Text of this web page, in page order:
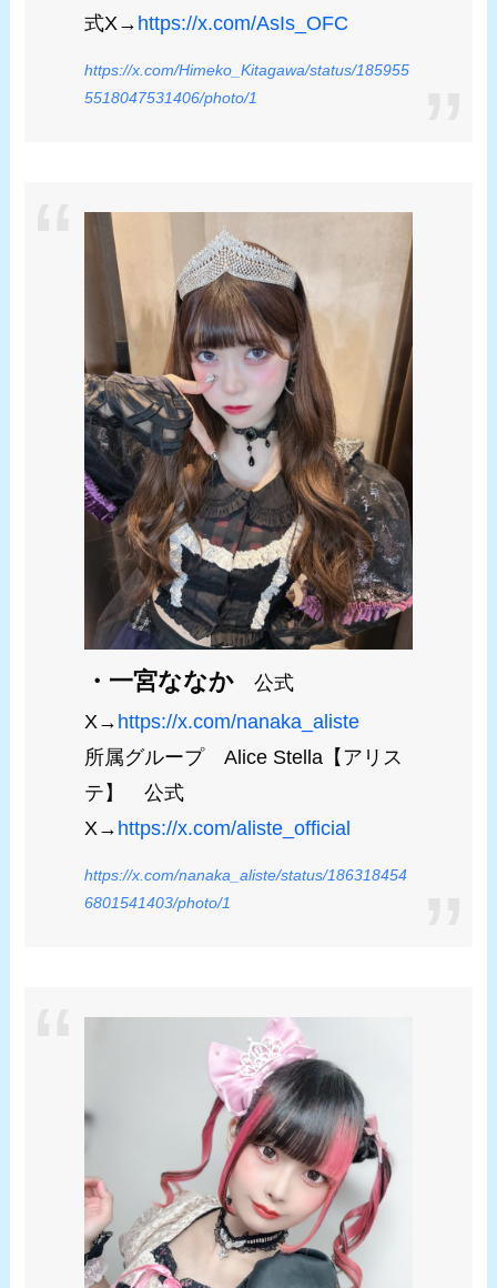
式X→ https://x.com/AsIs_OFC
https://x.com/Himeko_Kitagawa/status/185955
5518047531406/photo/1
・一宮ななか 公式
X→ https://x.com/nanaka_aliste
所属グループ Alice Stella【アリス
テ】 公式
X→ https://x.com/aliste_official
https://x.com/nanaka_aliste/status/186318454
6801541403/photo/1